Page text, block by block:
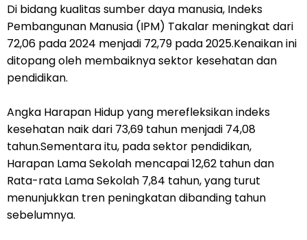
Di bidang kualitas sumber daya manusia, Indeks
Pembangunan Manusia (IPM) Takalar meningkat dari
72,06 pada 2024 menjadi 72,79 pada 2025.Kenaikan ini
ditopang oleh membaiknya sektor kesehatan dan
pendidikan.
Angka Harapan Hidup yang merefleksikan indeks
kesehatan naik dari 73,69 tahun menjadi 74,08
tahun.Sementara itu, pada sektor pendidikan,
Harapan Lama Sekolah mencapai 12,62 tahun dan
Rata-rata Lama Sekolah 7,84 tahun, yang turut
menunjukkan tren peningkatan dibanding tahun
sebelumnya.